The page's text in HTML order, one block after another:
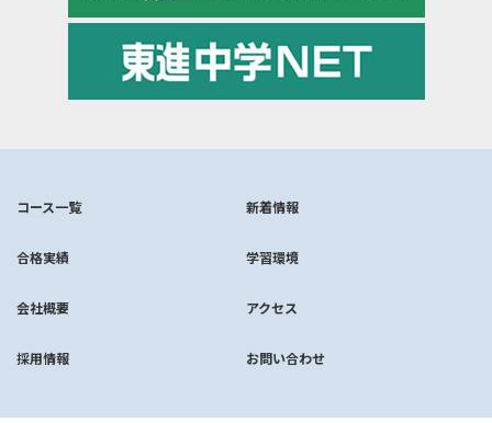
コース一覧 新着情報
合格実績 学習環境
会社概要 アクセス
採用情報 お問い合わせ